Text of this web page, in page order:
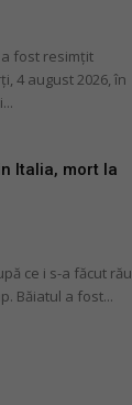
a fost resimțit
4 august 2026, în
Italia, mort la
ce i s-a făcut rău
Băiatul a fost...